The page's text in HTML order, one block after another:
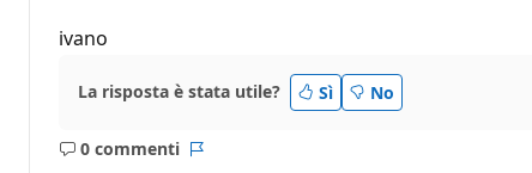
ivano
La risposta è stata utile? Sì No
0 commenti
Nessun